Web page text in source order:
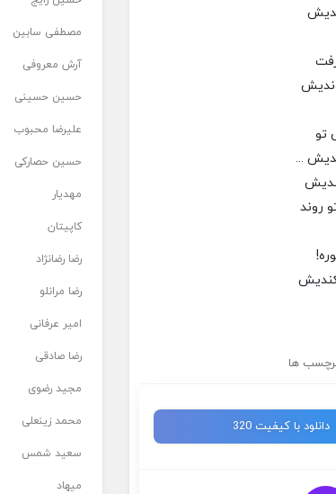
تو
...
روند
ها
دانلود با کیفیت 320
مصطفی سابین
آرش معروفی
حسین حسینی
علیرضا محبوب
حسین حصارکی
مهدیار
کاپیتان
رضا رضانژاد
رضا مرانلو
امیر عرفانی
رضا صادقی
مجید رضوی
محمد زینعلی
سعید شمس
میهاد